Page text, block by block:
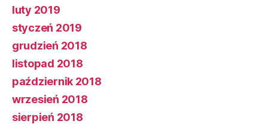
luty 2019
styczeń 2019
grudzień 2018
listopad 2018
październik 2018
wrzesień 2018
sierpień 2018